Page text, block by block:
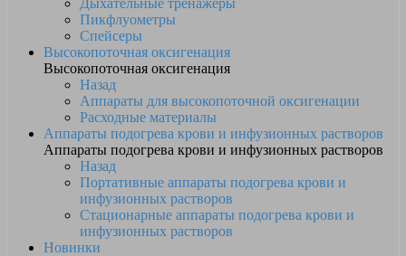
Дыхательные тренажеры
Пикфлуометры
Спейсеры
Высокопоточная оксигенация
Высокопоточная оксигенация
Назад
Аппараты для высокопоточной оксигенации
Расходные материалы
Аппараты подогрева крови и инфузионных растворов
Аппараты подогрева крови и инфузионных растворов
Назад
Портативные аппараты подогрева крови и
инфузионных растворов
Стационарные аппараты подогрева крови и
инфузионных растворов
Новинки